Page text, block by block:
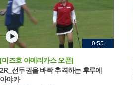
0:55
[미즈호 아메리카스 오픈]
2R_선두권을 바짝 추격하는 후루에
아야카